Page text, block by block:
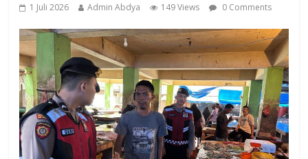
1 Juli 2026 Admin Abdya 149 Views 0 Comments